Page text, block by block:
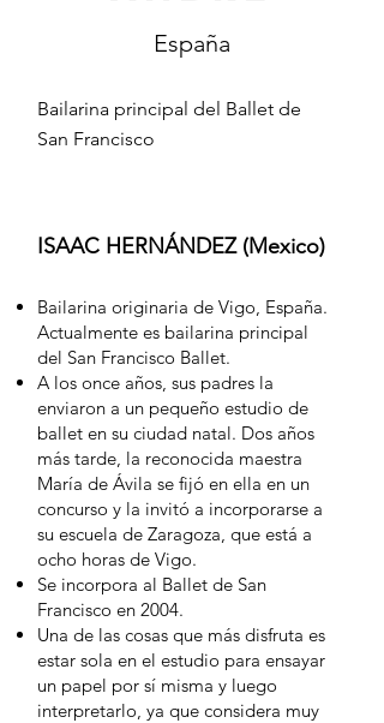
España
Bailarina principal del Ballet de
San Francisco
ISAAC HERNÁNDEZ (Mexico)
Bailarina originaria de Vigo, España.
Actualmente es bailarina principal
del San Francisco Ballet.
A los once años, sus padres la
enviaron a un pequeño estudio de
ballet en su ciudad natal. Dos años
más tarde, la reconocida maestra
María de Ávila se fijó en ella en un
concurso y la invitó a incorporarse a
su escuela de Zaragoza, que está a
ocho horas de Vigo.
Se incorpora al Ballet de San
Francisco en 2004.
Una de las cosas que más disfruta es
estar sola en el estudio para ensayar
un papel por sí misma y luego
interpretarlo, ya que considera muy